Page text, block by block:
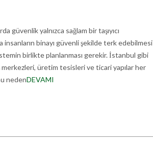
güvenlik yalnızca sağlam bir taşıyıcı
binayı güvenli şekilde terk edebilmesi
birlikte planlanması gerekir. İstanbul gibi
üretim tesisleri ve ticari yapılar her
nedenDEVAMI